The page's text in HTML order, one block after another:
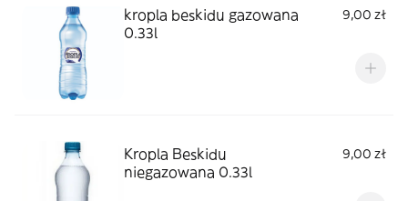
kropla beskidu gazowana
0.33l
9,00 zł
Kropla Beskidu
niegazowana 0.33l
9,00 zł